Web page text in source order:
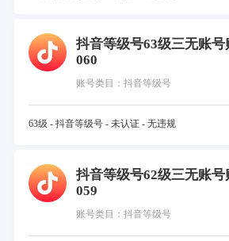
抖音等级号63级三无账号
060
账号类目：抖音等级号
63级 - 抖音等级号 - 未认证 - 无违规
抖音等级号62级三无账号
059
账号类目：抖音等级号